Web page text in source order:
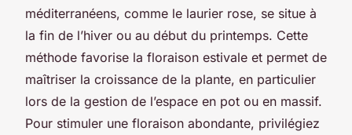
méditerranéens, comme le laurier rose, se situe à
la fin de l’hiver ou au début du printemps. Cette
méthode favorise la floraison estivale et permet de
maîtriser la croissance de la plante, en particulier
lors de la gestion de l’espace en pot ou en massif.
Pour stimuler une floraison abondante, privilégiez